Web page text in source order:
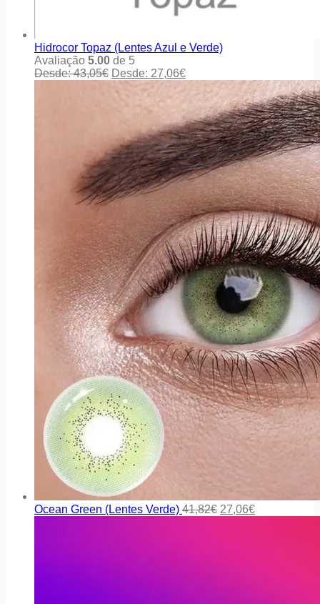
Hidrocor Topaz (Lentes Azul e Verde)
Avaliação 5.00 de 5
Desde:43,05€ Desde: 27,06€
Ocean Green (Lentes Verde) 41,82€ 27,06€